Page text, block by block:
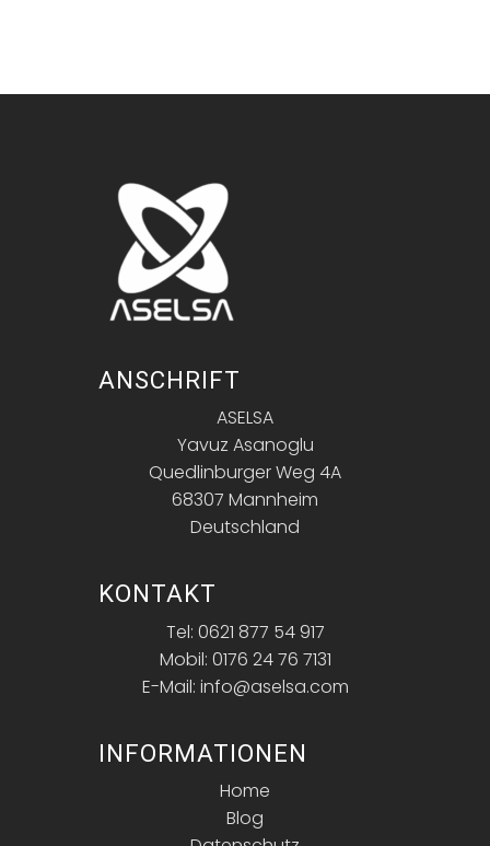
ANSCHRIFT
ASELSA
Yavuz Asanoglu
Quedlinburger Weg 4A
68307 Mannheim
Deutschland
KONTAKT
Tel: 0621 877 54 917
Mobil: 0176 24 76 7131
E-Mail: info@aselsa.com
INFORMATIONEN
Home
Blog